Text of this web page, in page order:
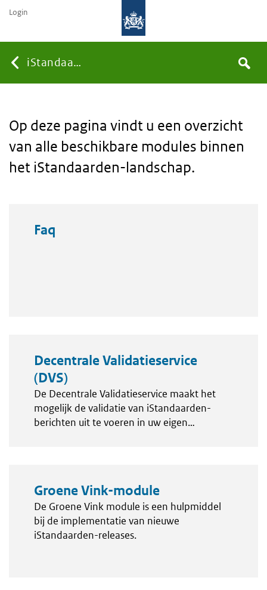
You
here:
iStandaarden
the
Search
Login
Op deze pagina vindt u een overzicht
van alle beschikbare modules binnen
het iStandaarden-landschap.
Modules
Faq
Decentrale Validatieservice
(DVS)
De Decentrale Validatieservice maakt het
mogelijk de validatie van iStandaarden-
berichten uit te voeren in uw eigen
Groene Vink-module
De Groene Vink module is een hulpmiddel
bij de implementatie van nieuwe
iStandaarden-releases.